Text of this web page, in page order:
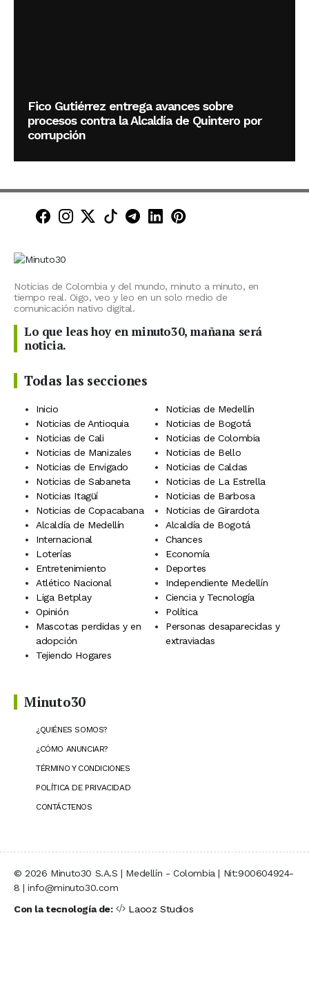
Fico Gutiérrez entrega avances sobre
procesos contra la Alcaldía de Quintero por
corrupción
Minuto30 en Facebook
Minuto30 en Instagram
Minuto30 en X (Twitter)
Minuto30 en TikTok
Canal de Minuto30 en
Minuto30 en LinkedIn
Minuto30 en
Noticias de Colombia y del mundo, minuto a minuto, en
tiempo real. Oigo, veo y leo en un solo medio de
comunicación nativo digital.
Lo que leas hoy en minuto30, mañana será
noticia.
Todas las secciones
Inicio
Noticias de Medellín
Noticias de Antioquia
Noticias de Bogotá
Noticias de Cali
Noticias de Colombia
Noticias de Manizales
Noticias de Bello
Noticias de Envigado
Noticias de Caldas
Noticias de Sabaneta
Noticias de La Estrella
Noticias Itagüí
Noticias de Barbosa
Noticias de Copacabana
Noticias de Girardota
Alcaldía de Medellín
Alcaldía de Bogotá
Internacional
Chances
Loterías
Economía
Entretenimiento
Deportes
Atlético Nacional
Independiente Medellín
Liga Betplay
Ciencia y Tecnología
Opinión
Política
Mascotas perdidas y en
adopción
Personas desaparecidas y
extraviadas
Tejiendo Hogares
Minuto30
¿QUIÉNES SOMOS?
¿CÓMO ANUNCIAR?
TÉRMINO Y CONDICIONES
POLÍTICA DE PRIVACIDAD
CONTÁCTENOS
© 2026 Minuto30 S.A.S | Medellín - Colombia | Nit:900604924-
8 | info@minuto30.com
Con la tecnología de:
Laooz Studios